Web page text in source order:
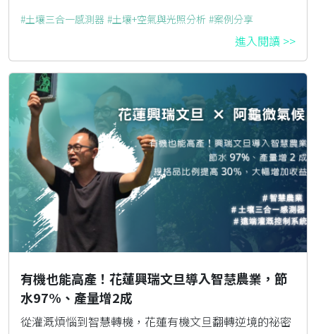
土壤三合一感測器 土壤+空氣與光照分析 案例分享
進入閱讀 >>
有機也能高產！花蓮興瑞文旦導入智慧農業，節
水97%、產量增2成
從灌溉煩惱到智慧轉機，花蓮有機文旦翻轉逆境的祕密